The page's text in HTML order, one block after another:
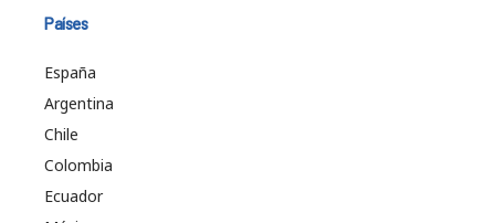
Países
España
Argentina
Chile
Colombia
Ecuador